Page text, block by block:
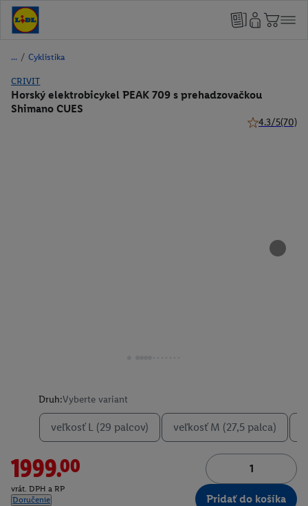
/ Cyklistika
CRIVIT
Horský elektrobicykel PEAK 709 s prehadzovačkou
Shimano CUES
4.3/5(70)
Druh:Vyberte variant
veľkosť L (29 palcov) veľkosť M (27,5 palca)
1999.00
vrát. DPH a RP
Doručenie
Pridať do košíka